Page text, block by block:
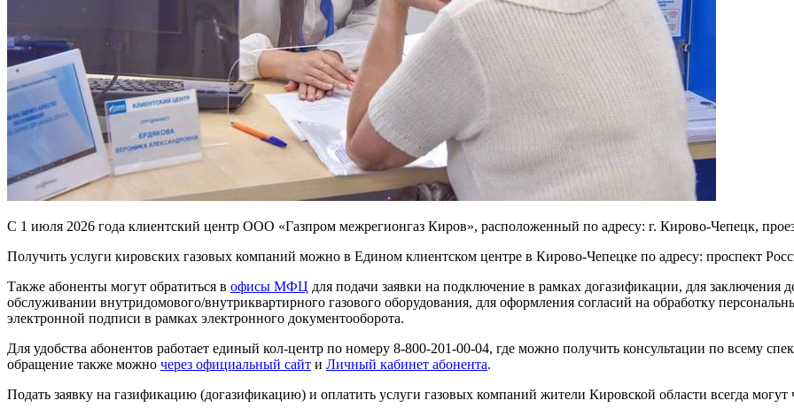
С 1 июля 2026 года клиентский центр ООО «Газпром межрегионгаз Киров», расположенный по адресу: г. Кирово-Чепецк,
Получить услуги кировских газовых компаний можно в Едином клиентском центре в Кирово-Чепецке по адресу: проспект
Также абоненты могут обратиться в офисы МФЦ для подачи заявки на подключение в рамках догазификации, для заключения
обслуживании внутридомового/внутриквартирного газового оборудования, для оформления согласий на обработку
электронной подписи в рамках электронного документооборота.
Для удобства абонентов работает единый кол-центр по номеру 8-800-201-00-04, где можно получить консультации по всему
обращение также можно через официальный сайт и Личный кабинет абонента.
Подать заявку на газификацию (догазификацию) и оплатить услуги газовых компаний жители Кировской области всегда